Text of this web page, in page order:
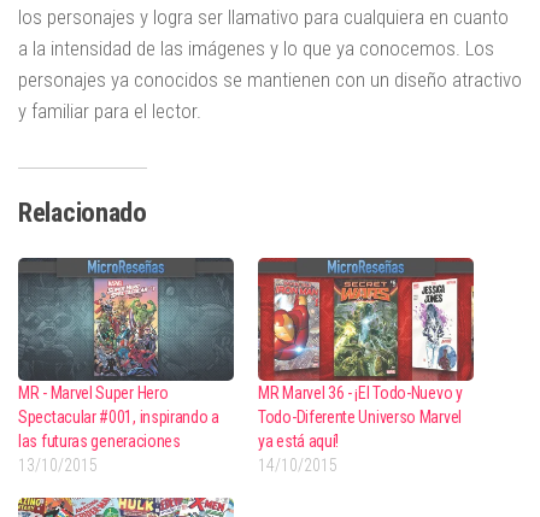
los personajes y logra ser llamativo para cualquiera en cuanto
a la intensidad de las imágenes y lo que ya conocemos. Los
personajes ya conocidos se mantienen con un diseño atractivo
y familiar para el lector.
Relacionado
MR - Marvel Super Hero
Spectacular #001, inspirando a
las futuras generaciones
13/10/2015
MR Marvel 36 - ¡El Todo-Nuevo y
Todo-Diferente Universo Marvel
ya está aquí!
14/10/2015